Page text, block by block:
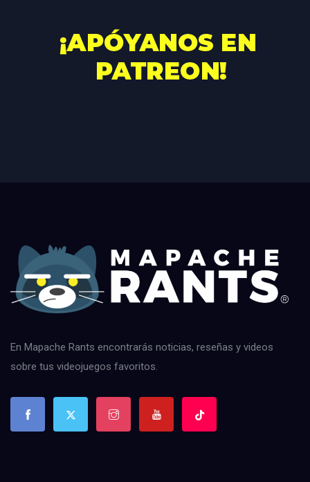
En Mapache Rants encontrarás noticias, reseñas y videos
sobre tus videojuegos favoritos.